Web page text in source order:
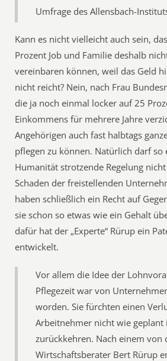
Umfrage des Allensbach-
Kann es nicht vielleicht auch sein,
Prozent Job und Familie deshalb
vereinbaren können, weil das Geld
nicht reicht? Nein, nach Frau
die ja noch einmal locker auf 25
Einkommens für mehrere Jahre
Angehörigen auch fast halbtags
pflegen zu können. Natürlich darf so
Humanität strotzende Regelung
Schaden der freistellenden
haben schließlich ein Recht auf
sie schon so etwas wie ein Gehalt
dafür hat der „Experte“ Rürup ein
entwickelt.
Vor allem die Idee der
Pflegezeit war von
worden. Sie fürchten einen
Arbeitnehmer nicht wie geplant
zurückkehren. Nach einem von
Wirtschaftsberater Bert Rürup